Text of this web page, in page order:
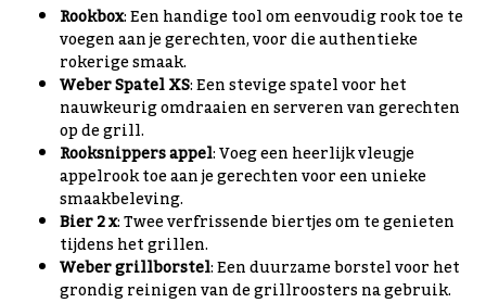
Rookbox: Een handige tool om eenvoudig rook toe te
voegen aan je gerechten, voor die authentieke
rokerige smaak.
Weber Spatel XS: Een stevige spatel voor het
nauwkeurig omdraaien en serveren van gerechten
op de grill.
Rooksnippers appel: Voeg een heerlijk vleugje
appelrook toe aan je gerechten voor een unieke
smaakbeleving.
Bier 2 x: Twee verfrissende biertjes om te genieten
tijdens het grillen.
Weber grillborstel: Een duurzame borstel voor het
grondig reinigen van de grillroosters na gebruik.